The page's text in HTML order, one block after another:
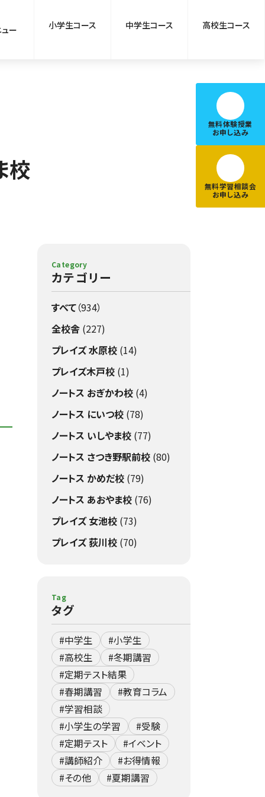
ー 小学生コース 中学生コース 高校生コース
無料体験授業
お申し込み
無料学習相談会
お申し込み
校
Category
カテゴリー
すべて（934）
全校舎(227)
プレイズ 水原校(14)
プレイズ木戸校(1)
ノートス おぎかわ校(4)
ノートス にいつ校(78)
ノートス いしやま校(77)
ノートス さつき野駅前校(80)
ノートス かめだ校(79)
ノートス あおやま校(76)
プレイズ 女池校(73)
プレイズ 荻川校(70)
Tag
タグ
#中学生
#小学生
#高校生
#冬期講習
#定期テスト結果
#春期講習
#教育コラム
#学習相談
#小学生の学習
#受験
#定期テスト
#イベント
#講師紹介
#お得情報
#その他
#夏期講習